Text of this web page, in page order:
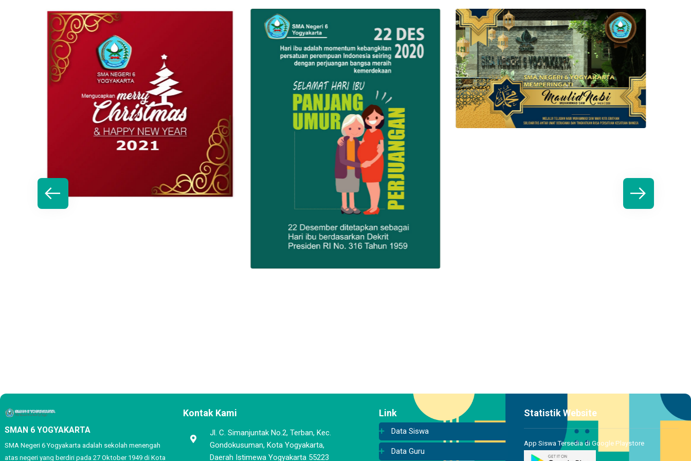
SMAN 6 YOGYAKARTA
SMA Negeri 6 Yogyakarta adalah sekolah menengah
atas negeri yang berdiri pada 27 Oktober 1949 di Kota
Kontak Kami
Jl. C. Simanjuntak No.2, Terban, Kec.
Gondokusuman, Kota Yogyakarta,
Daerah Istimewa Yogyakarta 55223
Link
Data Siswa
Data Guru
Statistik Website
App Siswa Tersedia di Google Playstore